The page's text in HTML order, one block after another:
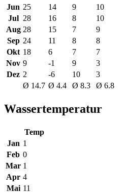
Jun 25 14 9
10
Jul 28 16 8
10
Aug 28 15 7
9
Sep 24 11 8
8
Okt 18 6 7
7
Nov 9 -1 9
3
Dez 2 -6 10
3
Ø 14.7 Ø 4.4 Ø 8.3 Ø 6.8
Wassertemperatur
Temp
Jan 1
Feb 0
Mar 1
Apr 4
Mai 11